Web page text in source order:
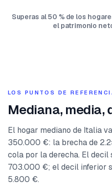
Superas al 50 % de los
el patrimonio
LOS PUNTOS DE
Mediana, media,
El hogar mediano de Italia
350.000 €: la brecha de
cola por la derecha. El decil
703.000 €; el decil inferior
5.800 €.